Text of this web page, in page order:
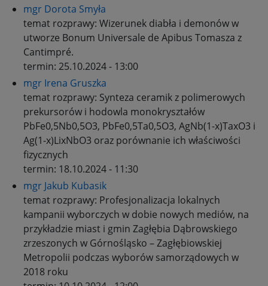
mgr Dorota Smyła
temat rozprawy: Wizerunek diabła i demonów w
utworze Bonum Universale de Apibus Tomasza z
Cantimpré.
termin: 25.10.2024 - 13:00
mgr Irena Gruszka
temat rozprawy: Synteza ceramik z polimerowych
prekursorów i hodowla monokryształów
PbFe0,5Nb0,5O3, PbFe0,5Ta0,5O3, AgNb(1-x)TaxO3 i
Ag(1-x)LixNbO3 oraz porównanie ich właściwości
fizycznych
termin: 18.10.2024 - 11:30
mgr Jakub Kubasik
temat rozprawy: Profesjonalizacja lokalnych
kampanii wyborczych w dobie nowych mediów, na
przykładzie miast i gmin Zagłębia Dąbrowskiego
zrzeszonych w Górnośląsko – Zagłębiowskiej
Metropolii podczas wyborów samorządowych w
2018 roku